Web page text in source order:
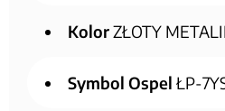
KolorZŁOTY
Symbol Ospel ŁP-